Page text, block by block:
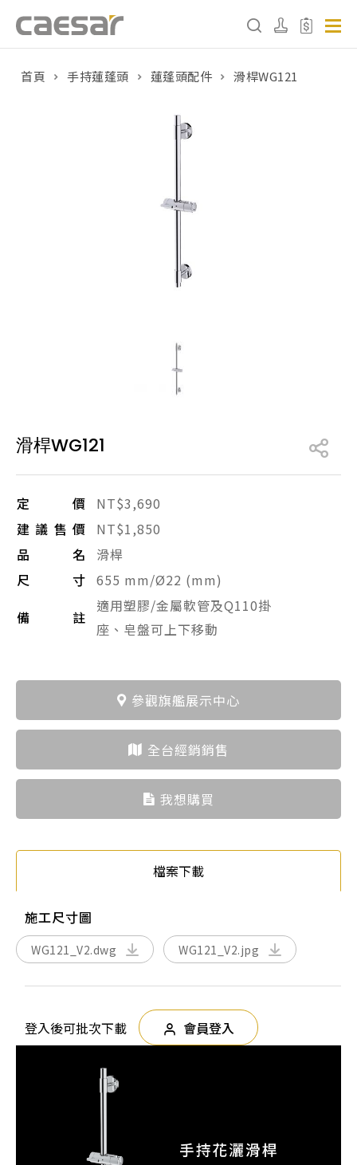
販賣中商品
搜尋產品
首頁 ⼿持蓮蓬頭 蓮蓬頭配件 滑桿WG121
滑桿WG121
定價
NT$3,690
建議售價
NT$1,850
品名
滑桿
尺寸 655 mm/Ø22 (mm)
備註
適用塑膠/金屬軟管及Q110掛
座、皂盤可上下移動
參觀旗艦展示中心
全台經銷銷售
我想購買
檔案下載
施工尺寸圖
WG121_V2.dwg WG121_V2.jpg
登入後可批次下載 會員登入